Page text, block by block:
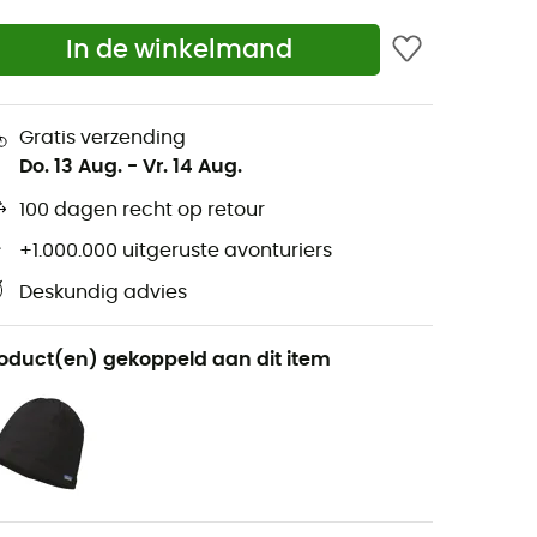
In de winkelmand
Gratis verzending
Do. 13 Aug. - Vr. 14 Aug.
100 dagen recht op retour
+1.000.000 uitgeruste avonturiers
Deskundig advies
gekoppeld aan dit item